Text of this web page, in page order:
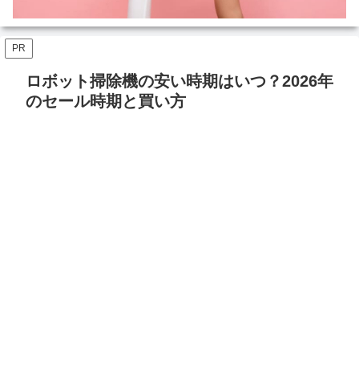
PR
ロボット掃除機の安い時期はいつ？2026年
のセール時期と買い方